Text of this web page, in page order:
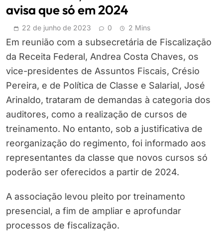
avisa que só em 2024
22 de junho de 2023 0 2 Mins
Em reunião com a subsecretária de Fiscalização
da Receita Federal, Andrea Costa Chaves, os
vice-presidentes de Assuntos Fiscais, Crésio
Pereira, e de Política de Classe e Salarial, José
Arinaldo, trataram de demandas à categoria dos
auditores, como a realização de cursos de
treinamento. No entanto, sob a justificativa de
reorganização do regimento, foi informado aos
representantes da classe que novos cursos só
poderão ser oferecidos a partir de 2024.
A associação levou pleito por treinamento
presencial, a fim de ampliar e aprofundar
processos de fiscalização.